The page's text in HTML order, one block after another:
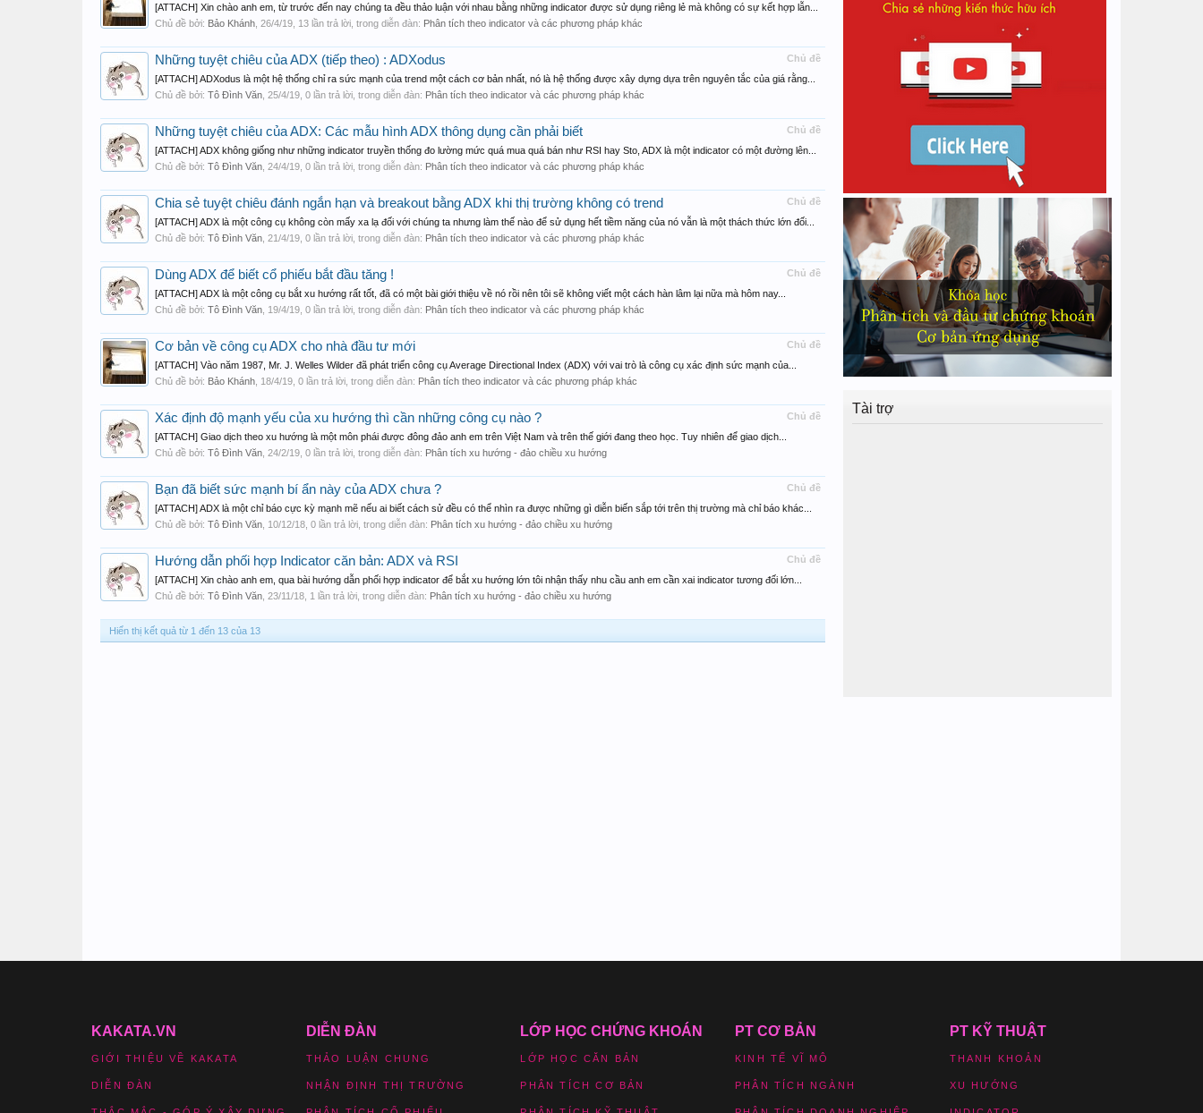
[ATTACH] Xin chào anh em, từ trước đến nay chúng ta đều thảo luận với nhau bằng những indicator được sử dụng riêng lẻ mà không có sự kết hợp lẫn...
Chủ đề bởi: Bảo Khánh 26/4/19 , 13 lần trả lời, trong diễn đàn: Phân tích theo indicator và các phương pháp khác
Chủ đề
Những tuyệt chiêu của ADX (tiếp theo) : ADXodus
[ATTACH] ADXodus là một hệ thống chỉ ra sức mạnh của trend một cách cơ bản nhất, nó là hệ thống được xây dựng dựa trên nguyên tắc của giá rằng...
Chủ đề bởi: Tô Đình Văn 25/4/19 , 0 lần trả lời, trong diễn đàn: Phân tích theo indicator và các phương pháp khác
Chủ đề
Những tuyệt chiêu của ADX: Các mẫu hình ADX thông dụng cần phải biết
[ATTACH] ADX không giống như những indicator truyền thống đo lường mức quá mua quá bán như RSI hay Sto, ADX là một indicator có một đường lên...
Chủ đề bởi: Tô Đình Văn 24/4/19 , 0 lần trả lời, trong diễn đàn: Phân tích theo indicator và các phương pháp khác
Chủ đề
Chia sẻ tuyệt chiêu đánh ngắn hạn và breakout bằng ADX khi thị trường không có trend
[ATTACH] ADX là một công cụ không còn mấy xa lạ đối với chúng ta nhưng làm thế nào để sử dụng hết tiềm năng của nó vẫn là một thách thức lớn đối...
Chủ đề bởi: Tô Đình Văn 21/4/19 , 0 lần trả lời, trong diễn đàn: Phân tích theo indicator và các phương pháp khác
Chủ đề
Dùng ADX để biết cổ phiếu bắt đầu tăng !
[ATTACH] ADX là một công cụ bắt xu hướng rất tốt, đã có một bài giới thiệu về nó rồi nên tôi sẽ không viết một cách hàn lâm lại nữa mà hôm nay...
Chủ đề bởi: Tô Đình Văn 19/4/19 , 0 lần trả lời, trong diễn đàn: Phân tích theo indicator và các phương pháp khác
Chủ đề
Cơ bản về công cụ ADX cho nhà đầu tư mới
[ATTACH] Vào năm 1987, Mr. J. Welles Wilder đã phát triển công cụ Average Directional Index (ADX) với vai trò là công cụ xác định sức mạnh của...
Chủ đề bởi: Bảo Khánh 18/4/19 , 0 lần trả lời, trong diễn đàn: Phân tích theo indicator và các phương pháp khác
Chủ đề
Xác định độ mạnh yếu của xu hướng thì cần những công cụ nào ?
[ATTACH] Giao dịch theo xu hướng là một môn phái được đông đảo anh em trên Việt Nam và trên thế giới đang theo học. Tuy nhiên để giao dịch...
Chủ đề bởi: Tô Đình Văn 24/2/19 , 0 lần trả lời, trong diễn đàn: Phân tích xu hướng - đảo chiều xu hướng
Chủ đề
Bạn đã biết sức mạnh bí ẩn này của ADX chưa ?
[ATTACH] ADX là một chỉ báo cực kỳ mạnh mẽ nếu ai biết cách sử đều có thể nhìn ra được những gì diễn biến sắp tới trên thị trường mà chỉ báo khác...
Chủ đề bởi: Tô Đình Văn 10/12/18 , 0 lần trả lời, trong diễn đàn: Phân tích xu hướng - đảo chiều xu hướng
Chủ đề
Hướng dẫn phối hợp Indicator căn bản: ADX và RSI
[ATTACH] Xin chào anh em, qua bài hướng dẫn phối hợp indicator để bắt xu hướng lớn tôi nhận thấy nhu cầu anh em cần xai indicator tương đối lớn...
Chủ đề bởi: Tô Đình Văn 23/11/18 , 1 lần trả lời, trong diễn đàn: Phân tích xu hướng - đảo chiều xu hướng
Hiển thị kết quả từ 1 đến 13 của 13
Tài trợ
KAKATA.VN
GIỚI THIỆU VỀ KAKATA
DIỄN ĐÀN
DIỄN ĐÀN
THẢO LUẬN CHUNG
NHẬN ĐỊNH THỊ TRƯỜNG
LỚP HỌC CHỨNG KHOÁN
LỚP HỌC CĂN BẢN
PHÂN TÍCH CƠ BẢN
PT CƠ BẢN
KINH TẾ VĨ MÔ
PHÂN TÍCH NGÀNH
PT KỸ THUẬT
THANH KHOẢN
XU HƯỚNG